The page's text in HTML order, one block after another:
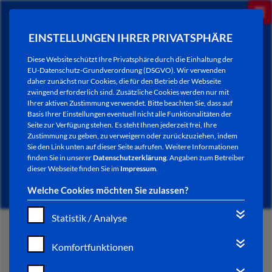
EINSTELLUNGEN IHRER PRIVATSPHÄRE
Diese Website schützt Ihre Privatsphäre durch die Einhaltung der
EU-Datenschutz-Grundverordnung (DSGVO). Wir verwenden
daher zunächst nur Cookies, die für den Betrieb der Webseite
zwingend erforderlich sind. Zusätzliche Cookies werden nur mit
Ihrer aktiven Zustimmung verwendet. Bitte beachten Sie, dass auf
Basis Ihrer Einstellungen eventuell nicht alle Funktionalitäten der
Seite zur Verfügung stehen. Es steht Ihnen jederzeit frei, Ihre
Zustimmung zu geben, zu verweigern oder zurückzuziehen, indem
Sie den Link unten auf dieser Seite aufrufen. Weitere Informationen
finden Sie in unsererDatenschutzerklärung. Angaben zum Betreiber
dieser Webseite finden Sie im Impressum.
Welche Cookies möchten Sie zulassen?
Statistik / Analyse
Komfortfunktionen
NEWSLETTER / CITY LETTER
START